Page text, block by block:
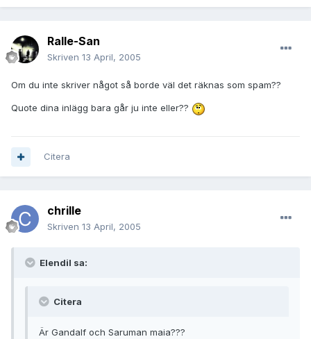
Ralle-San
Skriven 13 April, 2005
Om du inte skriver något så borde väl det räknas som spam??
Quote dina inlägg bara går ju inte eller??
Citera
chrille
Skriven 13 April, 2005
ElendiI sa:
Citera
Är Gandalf och Saruman maia???